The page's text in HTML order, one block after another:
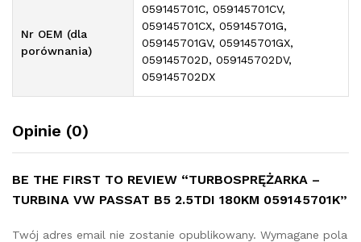
Nr OEM (dla
porównania)
059145701C, 059145701CV,
059145701CX, 059145701G,
059145701GV, 059145701GX,
059145702D, 059145702DV,
059145702DX
Opinie (0)
BE THE FIRST TO REVIEW “TURBOSPRĘŻARKA –
TURBINA VW PASSAT B5 2.5TDI 180KM 059145701K”
Twój adres email nie zostanie opublikowany. Wymagane pola